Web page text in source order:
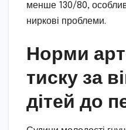
менше 130/80,
ниркові проблеми.
Норми
тиску за
дітей до